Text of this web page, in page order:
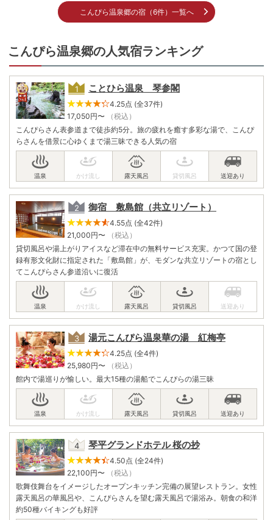
こんぴら温泉郷の宿（6件）一覧へ
こんぴら温泉郷の人気宿ランキング
ことひら温泉 琴参閣
4.25点 (全37件)
17,050円〜
（税込）
こんぴらさん表参道まで徒歩約5分。旅の疲れを癒す多彩な湯で、こんぴ
らさんを借景に心ゆくまで湯三昧できる人気の宿
御宿 敷島館（共立リゾート）
4.55点 (全42件)
21,000円〜
（税込）
貸切風呂や湯上がりアイスなど滞在中の無料サービス充実。かつて国の登
録有形文化財に指定された「敷島館」が、モダンな共立リゾートの宿とし
てこんぴらさん参道沿いに復活
湯元こんぴら温泉華の湯 紅梅亭
4.25点 (全4件)
25,980円〜
（税込）
館内で湯巡りが愉しい。最大15種の湯船でこんぴらの湯三昧
琴平グランドホテル 桜の抄
4.50点 (全24件)
22,100円〜
（税込）
歌舞伎舞台をイメージしたオープンキッチン完備の展望レストラン。女性
露天風呂の華風呂や、こんぴらさんを望む露天風呂で湯浴み。朝食の和洋
約50種バイキングも好評